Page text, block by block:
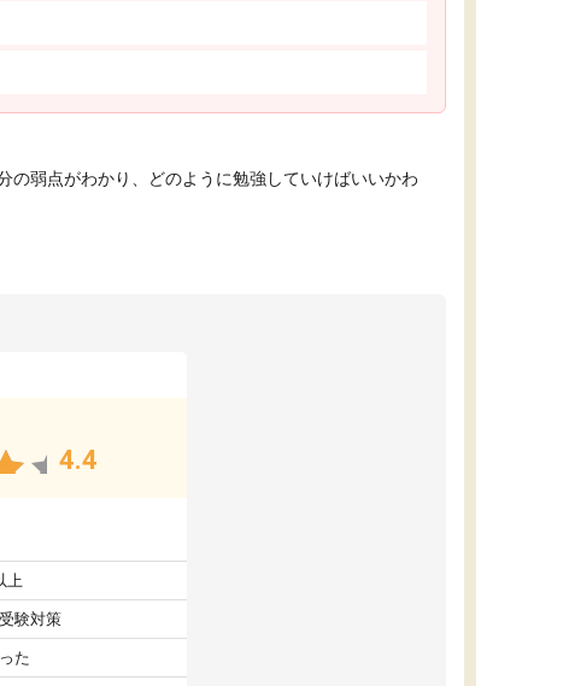
弱点がわかり、どのように勉強していけばいいかわ
4.4
上
験対策
た